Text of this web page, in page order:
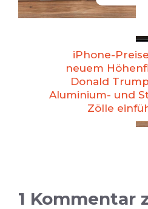
iPhone-
neuem
Donald
Aluminium- und
Zölle
1 Kommentar